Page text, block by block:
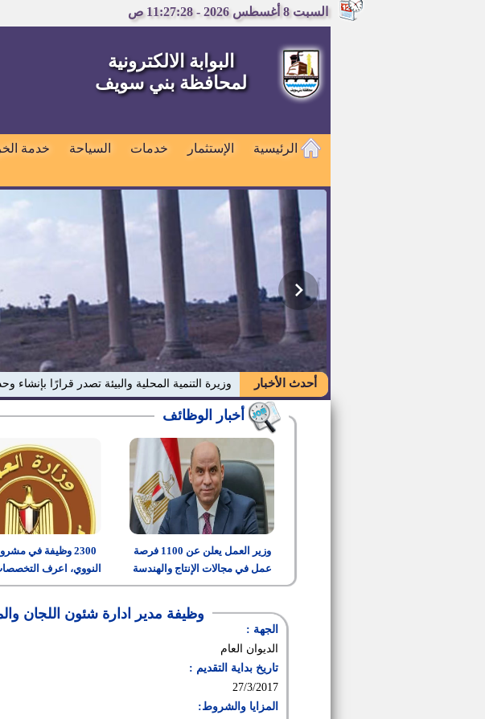
السبت 8 أغسطس 2026 - 11:27:29 ص
البوابة الالكترونية
لمحافظة بني سويف
الرئيسية الإستثمار خدمات السياحة خدمة
أحدث الأخبار وزيرة التنمية المحلية والبيئة تصدر قرارًا بإنشاء
وزير العمل يعلن عن 1100 فرصة
عمل في مجالات الإنتاج والهندسة
والتشغيل
2300 وظيفة في
النووي، اعرف
وطريقة
وظيفة مدير ادارة شئون اللجان
الجهة :
الديوان العام
تاريخ بداية التقديم :
27/3/2017
المزايا والشروط: